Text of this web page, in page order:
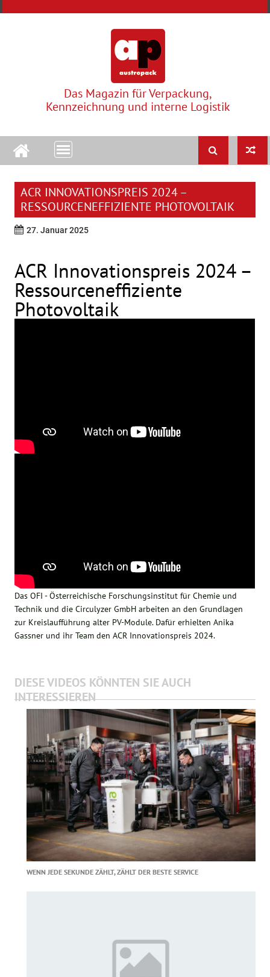
Das Magazin für Verpackung,
Kennzeichnung und interne Logistik
ACR INNOVATIONSPREIS 2024 –
RESSOURCENEFFIZIENTE PHOTOVOLTAIK
27. Januar 2025
ACR Innovationspreis 2024 –
Ressourceneffiziente
Photovoltaik
Das OFI - Österreichische Forschungsinstitut für Chemie und
Technik und die Circulyzer GmbH arbeiten an den Grundlagen
zur Kreislaufführung alter PV-Module. Dafür erhielten Anika
Gassner und ihr Team den ACR Innovationspreis 2024.
DIESE VIDEOS KÖNNTEN SIE AUCH
INTERESSIEREN
WENN JEDE SEKUNDE ZÄHLT, ZÄHLT DER BESTE SERVICE